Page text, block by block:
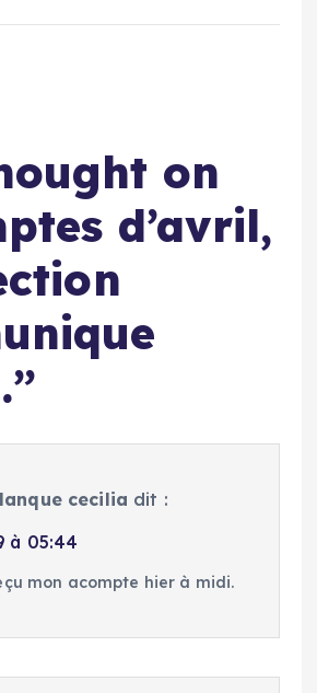
on
d’avril,
”
cecilia dit :
à 05:44
mon acompte hier à midi.